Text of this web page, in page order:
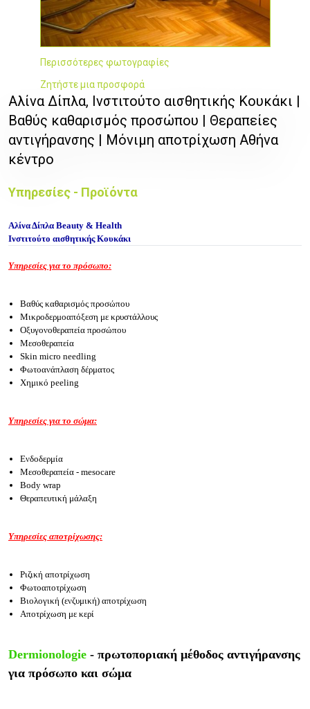
Περισσότερες φωτογραφίες
Ζητήστε μια προσφορά
Αλίνα Δίπλα, Ινστιτούτο αισθητικής Κουκάκι |
Βαθύς καθαρισμός προσώπου | Θεραπείες
αντιγήρανσης | Μόνιμη αποτρίχωση Αθήνα
κέντρο
Υπηρεσίες - Προϊόντα
Αλίνα Δίπλα Beauty & Health
Ινστιτούτο αισθητικής Κουκάκι
Υπηρεσίες για το πρόσωπο:
Βαθύς καθαρισμός προσώπου
Μικροδερμοαπόξεση με κρυστάλλους
Οξυγονοθεραπεία προσώπου
Μεσοθεραπεία
Skin micro needling
Φωτοανάπλαση δέρματος
Χημικό peeling
Υπηρεσίες για το σώμα:
Ενδοδερμία
Μεσοθεραπεία - mesocare
Body wrap
Θεραπευτική μάλαξη
Υπηρεσίες αποτρίχωσης:
Ριζική αποτρίχωση
Φωτοαποτρίχωση
Βιολογική (ενζυμική) αποτρίχωση
Αποτρίχωση με κερί
Dermionologie - πρωτοποριακή μέθοδος αντιγήρανσης
για πρόσωπο και σώμα